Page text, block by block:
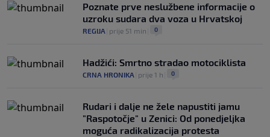
Poznate prve neslužbene informacije o
uzroku sudara dva voza u Hrvatskoj
REGIJA prije 51 min 0
Hadžići: Smrtno stradao motociklista
CRNA HRONIKA prije 1 h 0
Rudari i dalje ne žele napustiti jamu
"Raspotočje" u Zenici: Od ponedjeljka
moguća radikalizacija protesta